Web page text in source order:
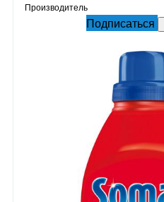
Производитель
Подписаться